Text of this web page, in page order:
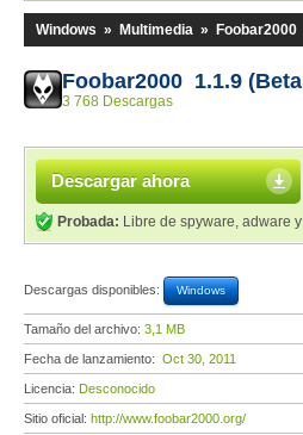
Windows » Multimedia » Foobar2000
Foobar2000 1.1.9
3 768 Descargas
Descargar ahora
Probada: Libre de spyware, adware
Descargas disponibles: Windows
Tamaño del archivo: 3,1 MB
Fecha de lanzamiento: Oct 30, 2011
Licencia: Desconocido
Sitio oficial: http://www.foobar2000.org/